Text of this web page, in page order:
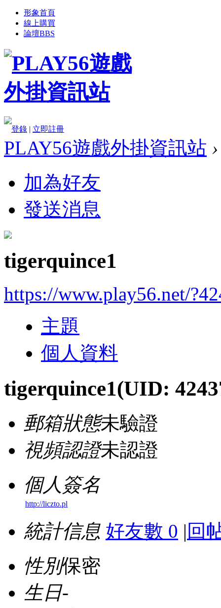
形象首頁
線上購買
論壇BBS
登錄 | 立即註冊
PLAY56遊戲外掛資訊站 ›
加為好友
發送消息
tigerquince1
https://www.play56.net/
主題
個人資料
tigerquince1(UID:
郵箱狀態未驗證
視頻認證未認證
個人簽名
http://liczto.pl
統計信息 好友數 0 | 回
性別保密
生日-